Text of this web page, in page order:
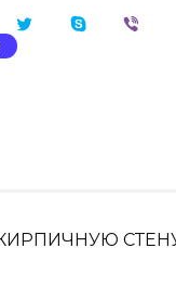
СТЕНУ